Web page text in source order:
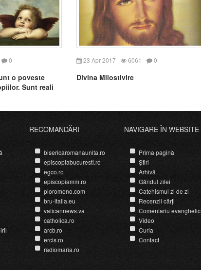
0
o poveste
Sunt reali
23 Apr 2017 6061 0
Divina Milostivire
RECOMANDĂRI
bisericaromanaunita.ro
episcopiabucuresti.ro
egco.ro
episcopiamm.ro
pioromeno.com
bru-italia.eu
vaticannews.va
catholica.ro
arcb.ro
ercis.ro
radiomaria.ro
NAVIGARE ÎN WEBSITE
Prima pagină
Știri
Arhivă
Gândul zilei
Catehismul zi de zi
Recenzii cărți
Comentariu evanghelic
Video
Curia
Contact